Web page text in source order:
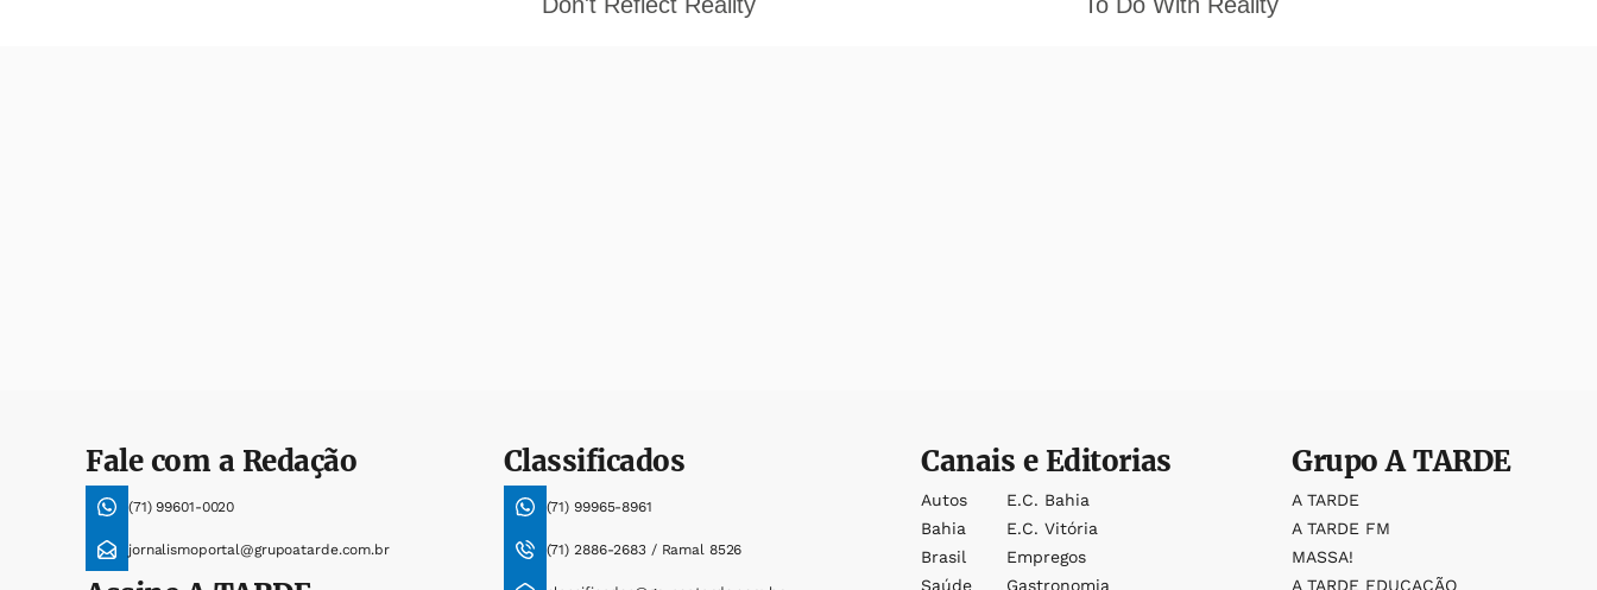
Fale com a Redação
(71) 99601-0020
jornalismoportal@grupoatarde.com.br
Classificados
(71) 99965-8961
(71) 2886-2683 / Ramal 8526
Canais e Editorias
Autos
Bahia
Brasil
Saúde
E.c. Bahia
E.c. Vitória
Empregos
Gastronomia
GrupoA TARDE
A TARDE
A TARDE FM
MASSA!
A TARDE EDUCAÇÃO